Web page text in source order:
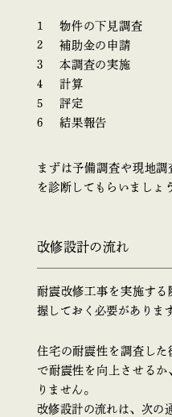
物件の下見調査
補助金の申請
本調査の実施
計算
評定
結果報告
まずは予備調査や現地
を診断してもらいましょ
改修設計の流れ
耐震改修工事を実施す
握しておく必要がありま
住宅の耐震性を調査し
で耐震性を向上させる
りません。
改修設計の流れは、次の